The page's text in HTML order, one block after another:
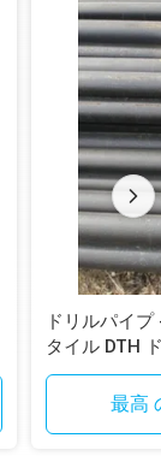
ドリルパイ
タイル DTH
最高